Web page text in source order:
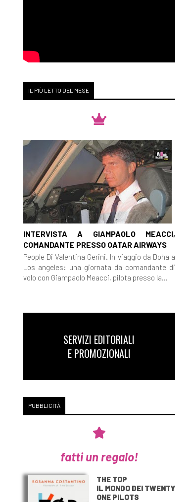
IL PIÙ LETTO DEL MESE
INTERVISTA A GIAMPAOLO MEACCI,
COMANDANTE PRESSO QATAR AIRWAYS
People Di Valentina Gerini. In viaggio da Doha a
Los angeles: una giornata da comandante di
volo con Giampaolo Meacci, pilota presso la...
SERVIZI EDITORIALI
E PROMOZIONALI
PUBBLICITÀ
fatti un regalo!
THE TOP
IL MONDO DEI TWENTY
ONE PILOTS